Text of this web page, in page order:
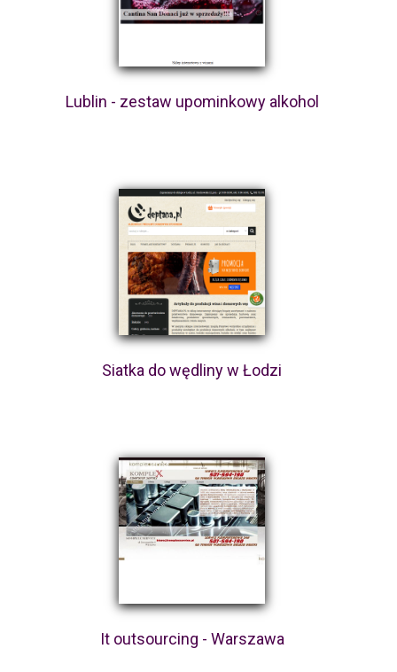
Lublin - zestaw upominkowy alkohol
Siatka do wędliny w Łodzi
It outsourcing - Warszawa